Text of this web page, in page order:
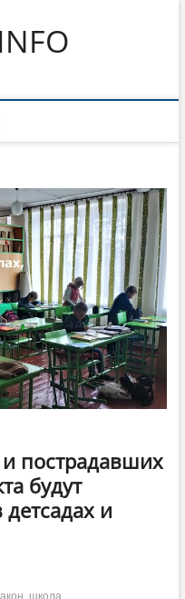
пострадавших
будут
и
школа